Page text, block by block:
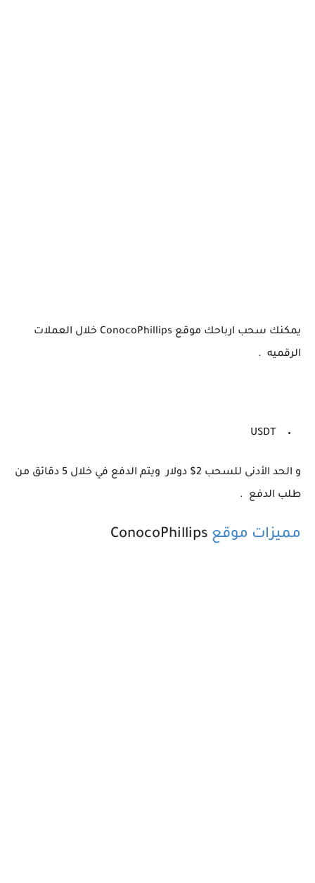
يمكنك سحب ارباحك موقع ConocoPhillips خلال العملات
الرقميه .
USDT
و الحد الأدنى للسحب 2$ دولار ويتم الدفع في خلال 5 دقائق من
طلب الدفع .
مميزات موقع ConocoPhillips